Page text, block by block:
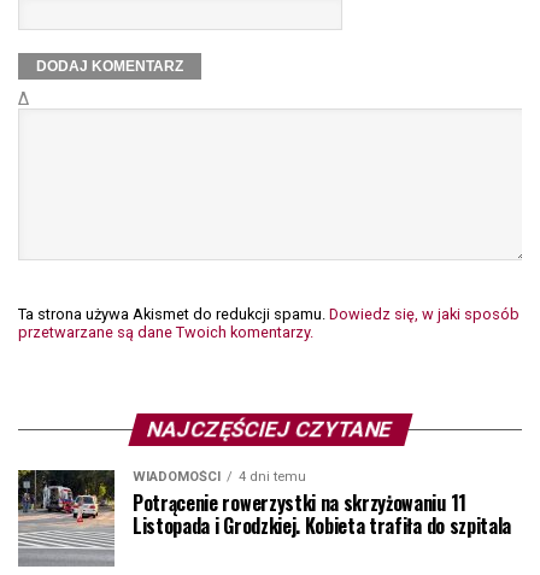
Δ
Ta strona używa Akismet do redukcji spamu. Dowiedz się, w jaki sposób
przetwarzane są dane Twoich komentarzy.
NAJCZĘŚCIEJ CZYTANE
WIADOMOŚCI 4 dni temu
Potrącenie rowerzystki na skrzyżowaniu 11
Listopada i Grodzkiej. Kobieta trafiła do szpitala